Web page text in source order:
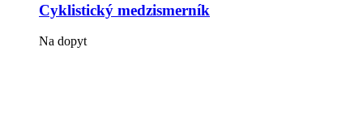
Cyklistický medzismerník
Na dopyt